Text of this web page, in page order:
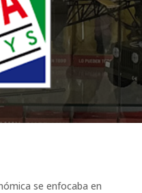
se enfocaba en